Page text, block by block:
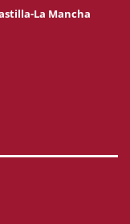
La Mancha